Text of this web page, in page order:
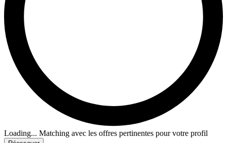
Loading... Matching avec les offres pertinentes pour votre profil